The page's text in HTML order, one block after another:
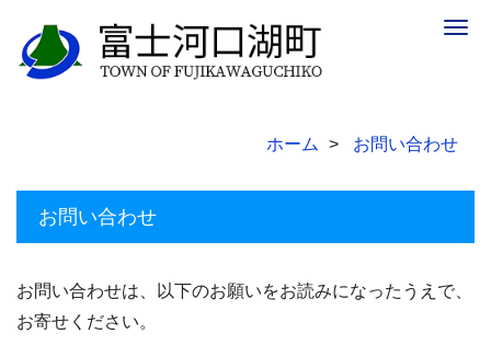
ホーム お問い合わせ
お問い合わせ
お問い合わせは、以下のお願いをお読みになったうえで、
お寄せください。